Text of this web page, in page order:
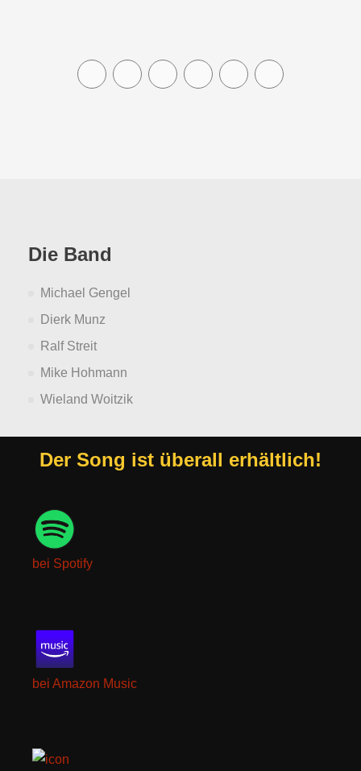
Die Band
Michael Gengel
Dierk Munz
Ralf Streit
Mike Hohmann
Wieland Woitzik
Der Song ist überall erhältlich!
bei Spotify
bei Amazon Music